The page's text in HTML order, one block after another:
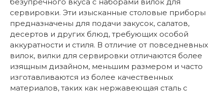
сервировки. Эти изысканные столовые приборы
предназначены для подачи закусок, салатов,
десертов и других блюд, требующих особой
аккуратности и стиля. В отличие от повседневных
вилок, вилки для сервировки отличаются более
изящным дизайном, меньшим размером и часто
изготавливаются из более качественных
материалов, таких как нержавеющая сталь с